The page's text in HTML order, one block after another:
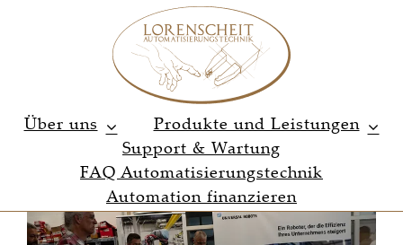
Über uns
Produkte und Leistungen
Support & Wartung
FAQ Automatisierungstechnik
Automation finanzieren